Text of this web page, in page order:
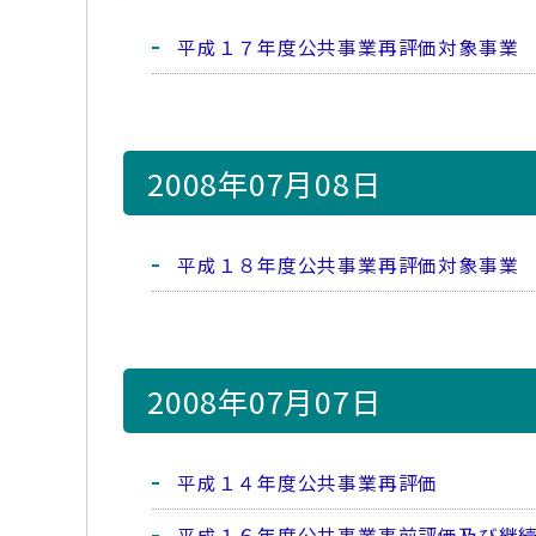
平成１７年度公共事業再評価対象事業
2008年07月08日
平成１８年度公共事業再評価対象事業
2008年07月07日
平成１４年度公共事業再評価